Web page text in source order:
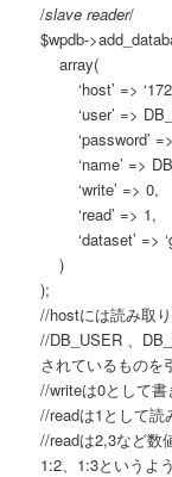
/slave reader/
$wpdb-
array(
‘host’ =>
‘user’ =>
‘password’ =>
‘name’ =>
‘write’ => 0,
‘read’ => 1,
‘dataset’ =>
)
);
//hostには読み取
//DB_USER 、
されているものを
//writeは0として書
//readは1として読
//readは2,3など数
1:2、1:3というよ